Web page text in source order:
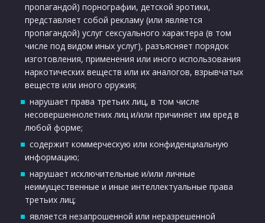
пропагандой) порнографии, детской эротики,
представляет собой рекламу (или является
пропагандой) услуг сексуального характера (в том
числе под видом иных услуг), разъясняет порядок
изготовления, применения или иного использования
наркотических веществ или их аналогов, взрывчатых
веществ или иного оружия;
нарушает права третьих лиц, в том числе
несовершеннолетних лиц и/или причиняет им вред в
любой форме;
содержит коммерческую или конфиденциальную
информацию;
нарушает исключительные и/или личные
неимущественные и иные интеллектуальные права
третьих лиц;
является незапрошенной или неразрешенной